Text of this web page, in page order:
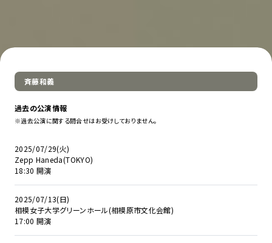
斉藤和義
過去の公演情報
※過去公演に関する問合せはお受けしておりません。
2025/07/29(火)
Zepp Haneda(TOKYO)
18:30 開演
2025/07/13(日)
相模女子大学グリーンホール(相模原市文化会館)
17:00 開演